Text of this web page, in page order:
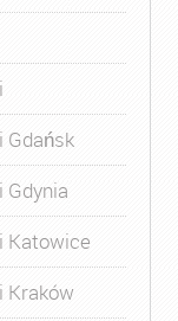
Gdańsk
Gdynia
Katowice
Kraków